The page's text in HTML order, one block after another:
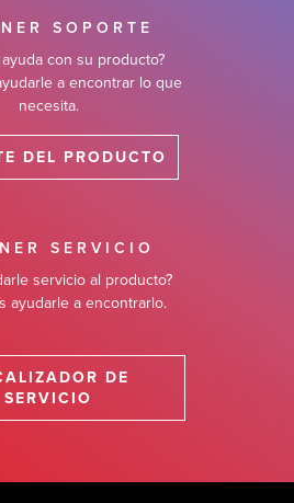
SOPORTE
con su producto?
a encontrar lo que
necesita.
DEL PRODUCTO
SERVICIO
servicio al producto?
ayudarle a encontrarlo.
DE
SERVICIO